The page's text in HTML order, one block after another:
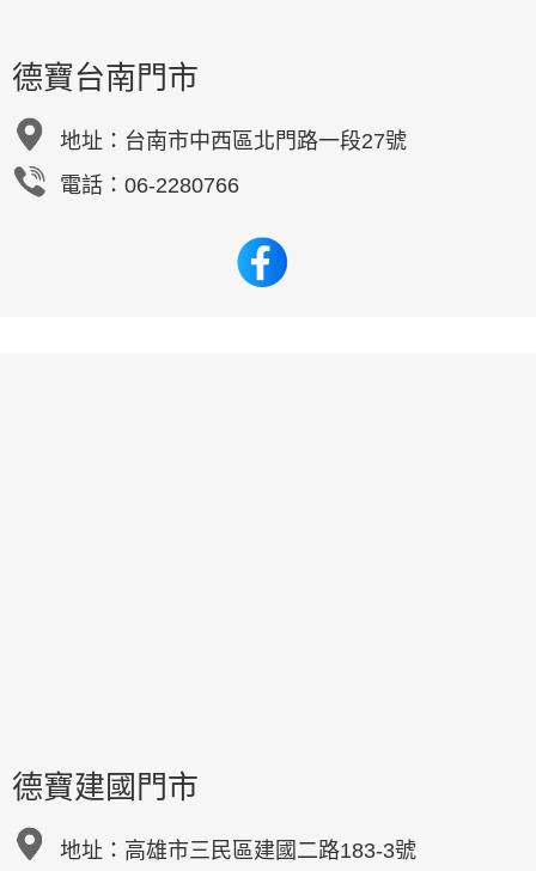
德寶台南門市
地址： 台南市中西區北門路一段27號
電話：06-2280766
德寶建國門市
地址： 高雄市三民區建國二路183-3號